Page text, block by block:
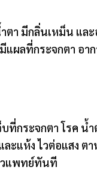
ตา มีกลิ่นเหม็น แล
ผลที่กระจกตา อา
ที่กระจกตา โรค น้ำ
แห้ง ไวต่อแสง ตา
วแพทย์ทันที